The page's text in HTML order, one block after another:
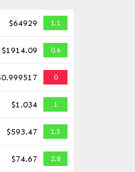
$64929 1.1
$1914.09 0.6
0
$1.034 1
$593.47 1.5
$74.67 2.8